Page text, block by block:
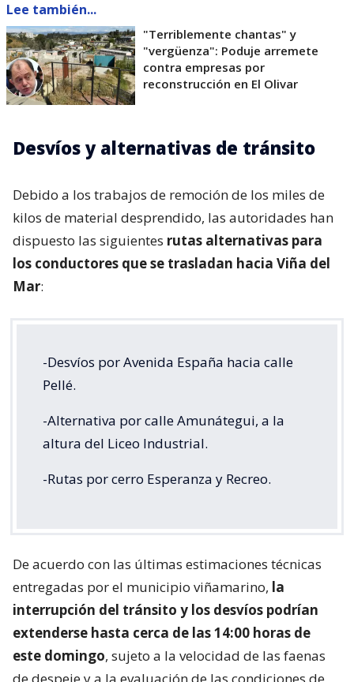
Lee también...
"Terriblemente chantas" y
"vergüenza": Poduje arremete
contra empresas por
reconstrucción en El Olivar
Desvíos y alternativas de tránsito
Debido a los trabajos de remoción de los miles de
kilos de material desprendido, las autoridades han
dispuesto las siguientes rutas alternativas para
los conductores que se trasladan hacia Viña del
Mar:
-Desvíos por Avenida España hacia calle
Pellé.
-Alternativa por calle Amunátegui, a la
altura del Liceo Industrial.
-Rutas por cerro Esperanza y Recreo.
De acuerdo con las últimas estimaciones técnicas
entregadas por el municipio viñamarino, la
interrupción del tránsito y los desvíos podrían
extenderse hasta cerca de las 14:00 horas de
este domingo, sujeto a la velocidad de las faenas